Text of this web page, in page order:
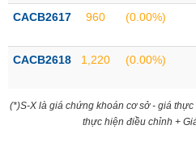
Tài
Phân
CACB2617 960 (0.00%)
CACB2618 1,220 (0.00%)
(*)S-X là giá chứng khoán cơ sở - giá
thực hiện điều chỉnh +